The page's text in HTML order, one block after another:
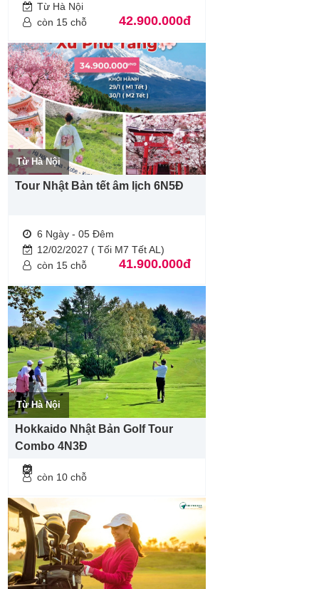
Từ Hà Nội
còn 15 chỗ
42.900.000đ
Từ Hà Nội
Tour Nhật Bản tết âm lịch 6N5Đ
6 Ngày - 05 Đêm
12/02/2027 ( Tối M7 Tết AL)
còn 15 chỗ
41.900.000đ
Từ Hà Nội
Hokkaido Nhật Bản Golf Tour
Combo 4N3Đ
còn 10 chỗ